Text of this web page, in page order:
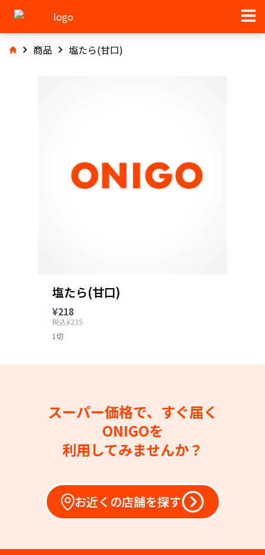
商品 塩たら(甘口)
塩たら(甘口)
¥218
税込¥235
1切
スーパー価格で、すぐ届く
ONIGOを
利用してみませんか？
お近くの店舗を探す